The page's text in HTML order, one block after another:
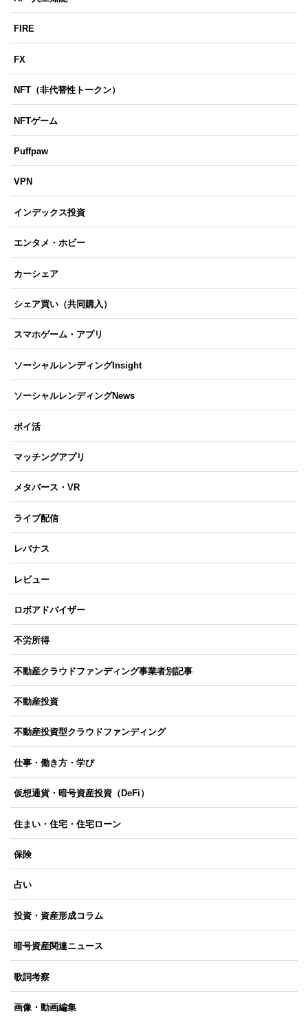
FIRE
FX
NFT（非代替性トークン）
NFTゲーム
Puffpaw
VPN
インデックス投資
エンタメ・ホビー
カーシェア
シェア買い（共同購入）
スマホゲーム・アプリ
ソーシャルレンディングInsight
ソーシャルレンディングNews
ポイ活
マッチングアプリ
メタバース・VR
ライブ配信
レバナス
レビュー
ロボアドバイザー
不労所得
不動産クラウドファンディング事業者別記事
不動産投資
不動産投資型クラウドファンディング
仕事・働き方・学び
仮想通貨・暗号資産投資（DeFi）
住まい・住宅・住宅ローン
保険
占い
投資・資産形成コラム
暗号資産関連ニュース
歌詞考察
画像・動画編集